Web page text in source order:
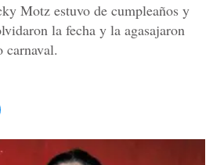
Motz estuvo de cumpleaños y
la fecha y la agasajaron
carnaval.